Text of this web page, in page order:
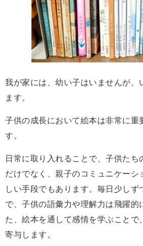
我が家には、幼い子はいませんが、
ます。
子供の成長において絵本は非常に重
す。
日常に取り入れることで、子供たち
だけでなく、親子のコミュニケーシ
しい手段でもあります。毎日少しず
で、子供の語彙力や理解力は飛躍的
た、絵本を通して感情を学ぶことで
寄与します。